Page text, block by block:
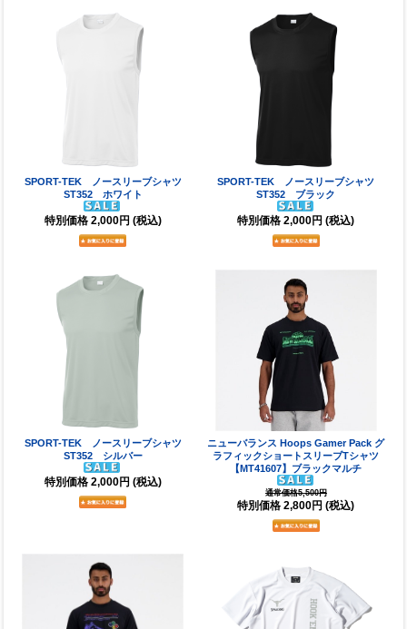
SPORT-TEK ノースリーブシャツ
ST352 ホワイト
特別価格 2,000円 (税込)
SPORT-TEK ノースリーブシャツ
ST352 ブラック
特別価格 2,000円 (税込)
SPORT-TEK ノースリーブシャツ
ST352 シルバー
特別価格 2,000円 (税込)
ニューバランス Hoops Gamer Pack グ
ラフィックショートスリーブTシャツ
【MT41607】ブラックマルチ
通常価格5,500円
特別価格 2,800円 (税込)